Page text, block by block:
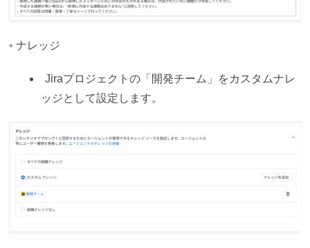
◦ ナレッジ
Jiraプロジェクトの「開発チーム」をカスタムナレ
ッジとして設定します。